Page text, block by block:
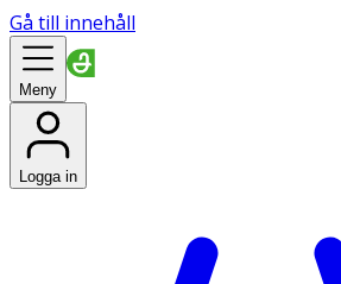
Gå till innehåll
Meny
Logga in